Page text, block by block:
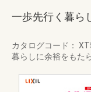
一歩先行く暮ら
カタログコード：
暮らしに余裕をもた